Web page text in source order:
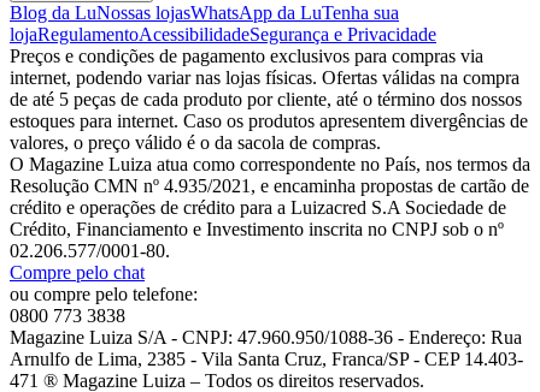
Blog da LuNossas lojasWhatsApp da LuTenha sua
lojaRegulamentoAcessibilidadeSegurança e Privacidade
Preços e condições de pagamento exclusivos para compras via
internet, podendo variar nas lojas físicas. Ofertas válidas na compra
de até 5 peças de cada produto por cliente, até o término dos nossos
estoques para internet. Caso os produtos apresentem divergências de
valores, o preço válido é o da sacola de compras.
O Magazine Luiza atua como correspondente no País, nos termos da
Resolução CMN nº 4.935/2021, e encaminha propostas de cartão de
crédito e operações de crédito para a Luizacred S.A Sociedade de
Crédito, Financiamento e Investimento inscrita no CNPJ sob o nº
02.206.577/0001-80.
Compre pelo chat
ou compre pelo telefone:
0800 773 3838
Magazine Luiza S/A - CNPJ: 47.960.950/1088-36 - Endereço: Rua
Arnulfo de Lima, 2385 - Vila Santa Cruz, Franca/SP - CEP 14.403-
471 ® Magazine Luiza – Todos os direitos reservados.